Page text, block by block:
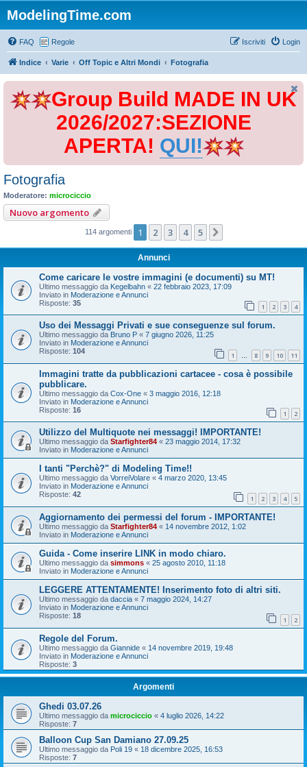
ModelingTime.com
FAQ Regole Login
Iscriviti
Indice Varie Off Topic e Altri Mondi Fotografia
Group Build MADE IN UK
2026/2027:SEZIONE
APERTA! QUI!
Fotografia
Moderatore: microciccio
Nuovo argomento
114 argomenti 1 2 3 4 5
Annunci
Come caricare le vostre immagini (e documenti) su MT!
Ultimo messaggio da Kegelbahn « 22 febbraio 2023, 17:09
Inviato in Moderazione e Annunci
Risposte: 35 1 2 3 4
Uso dei Messaggi Privati e sue conseguenze sul forum.
Ultimo messaggio da Bruno P « 7 giugno 2026, 11:25
Inviato in Moderazione e Annunci
Risposte: 104 1 … 8 9 10 11
Immagini tratte da pubblicazioni cartacee - cosa è possibile
pubblicare.
Ultimo messaggio da Cox-One « 3 maggio 2016, 12:18
Inviato in Moderazione e Annunci
Risposte: 16 1 2
Utilizzo del Multiquote nei messaggi! IMPORTANTE!
Ultimo messaggio da Starfighter84 « 23 maggio 2014, 17:32
Inviato in Moderazione e Annunci
I tanti "Perchè?" di Modeling Time!!
Ultimo messaggio da VorreiVolare « 4 marzo 2020, 13:45
Inviato in Moderazione e Annunci
Risposte: 42 1 2 3 4 5
Aggiornamento dei permessi del forum - IMPORTANTE!
Ultimo messaggio da Starfighter84 « 14 novembre 2012, 1:02
Inviato in Moderazione e Annunci
Guida - Come inserire LINK in modo chiaro.
Ultimo messaggio da simmons « 25 agosto 2010, 11:18
Inviato in Moderazione e Annunci
LEGGERE ATTENTAMENTE! Inserimento foto di altri siti.
Ultimo messaggio da daccia « 7 maggio 2024, 14:27
Inviato in Moderazione e Annunci
Risposte: 18 1 2
Regole del Forum.
Ultimo messaggio da Giannide « 14 novembre 2019, 19:48
Inviato in Moderazione e Annunci
Risposte: 3
Argomenti
Ghedi 03.07.26
Ultimo messaggio da microciccio « 4 luglio 2026, 14:22
Risposte: 7
Balloon Cup San Damiano 27.09.25
Ultimo messaggio da Poli 19 « 18 dicembre 2025, 16:53
Risposte: 7